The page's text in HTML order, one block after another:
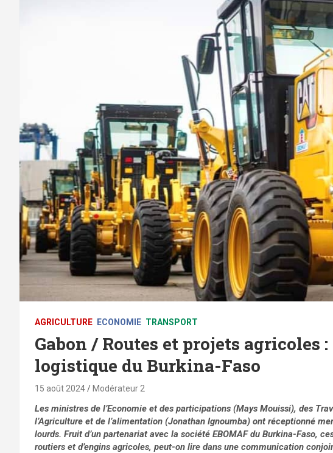
AGRICULTURE ECONOMIE TRANSPORT
Gabon / Routes et projets agricoles
logistique du Burkina-Faso
15 août 2024 Modérateur 2
Les ministres de l’Economie et des participations (Mays Mouissi), des
l’Agriculture et de l’alimentation (Jonathan Ignoumba) ont réceptionné
lourds. Fruit d’un partenariat avec la société EBOMAF du Burkina-Faso,
routiers et d’engins agricoles, peut-on lire dans une communication